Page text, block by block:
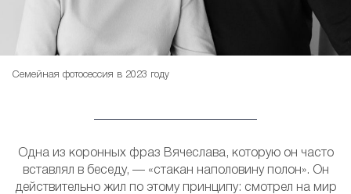
Семейная фотосессия в 2023 году
Одна из коронных фраз Вячеслава, которую он часто
вставлял в беседу, — «стакан наполовину полон». Он
действительно жил по этому принципу: смотрел на мир